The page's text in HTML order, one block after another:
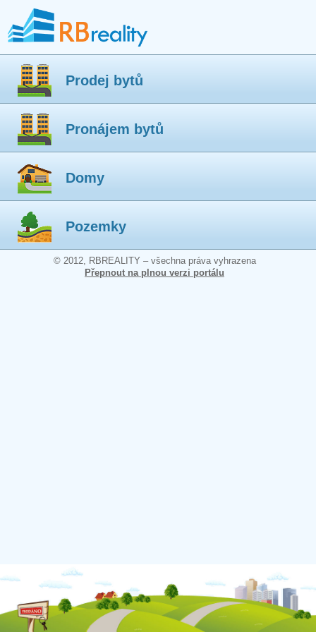
Prodej bytů
Pronájem bytů
Domy
Pozemky
© 2012, RBREALITY – všechna práva vyhrazena
Přepnout na plnou verzi portálu